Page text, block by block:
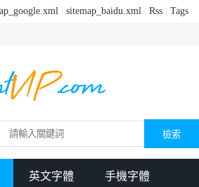
sitemap_baidu.xml Rss Tags
英文字體 手機字體